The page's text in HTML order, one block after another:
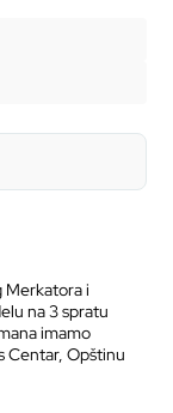
Merkatora i
na 3 spratu
imamo
Centar, Opštinu